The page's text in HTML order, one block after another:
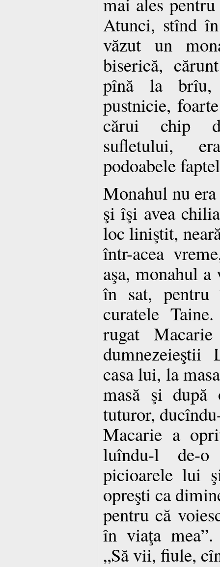
Atunci, stînd
văzut un
biserică,
pînă la
pustnicie,
cărui chip
sufletului,
podoabele
Monahul nu
şi îşi avea
loc liniştit,
într-acea
aşa, monahul
în sat, pentru
curatele
rugat
casa lui, la
masă şi după
tuturor,
Macarie a
luîndu-l de-
picioarele lui
opreşti ca
pentru că
în viaţa
„Să vii, fiule,